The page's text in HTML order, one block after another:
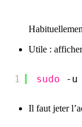
Utile :
1 sudo -u
Il faut jeter